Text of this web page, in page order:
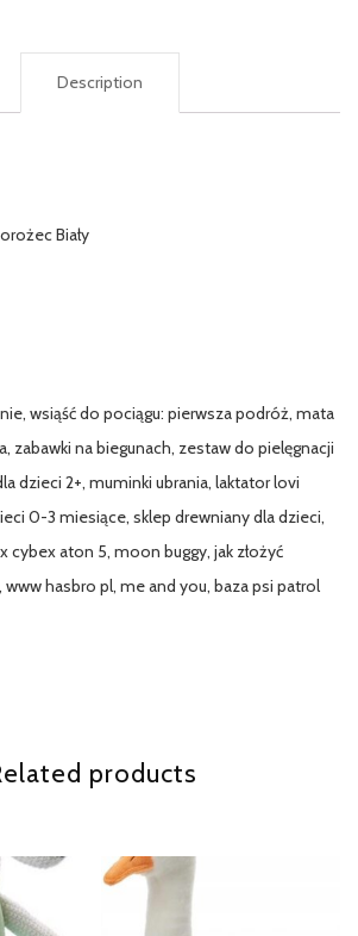
Description
Biały
wsiąść do pociągu: pierwsza podróż, mata
zabawki na biegunach, zestaw do pielęgnacji
dzieci 2+, muminki ubrania, laktator lovi
0-3 miesiące, sklep drewniany dla dzieci,
cybex aton 5, moon buggy, jak złożyć
hasbro pl, me and you, baza psi patrol
products